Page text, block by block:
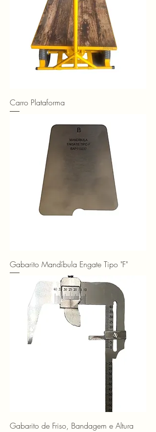
Carro Plataforma
Gabarito Mandíbula Engate Tipo "F"
Gabarito de Friso, Bandagem e Altura